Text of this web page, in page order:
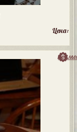
Цена: